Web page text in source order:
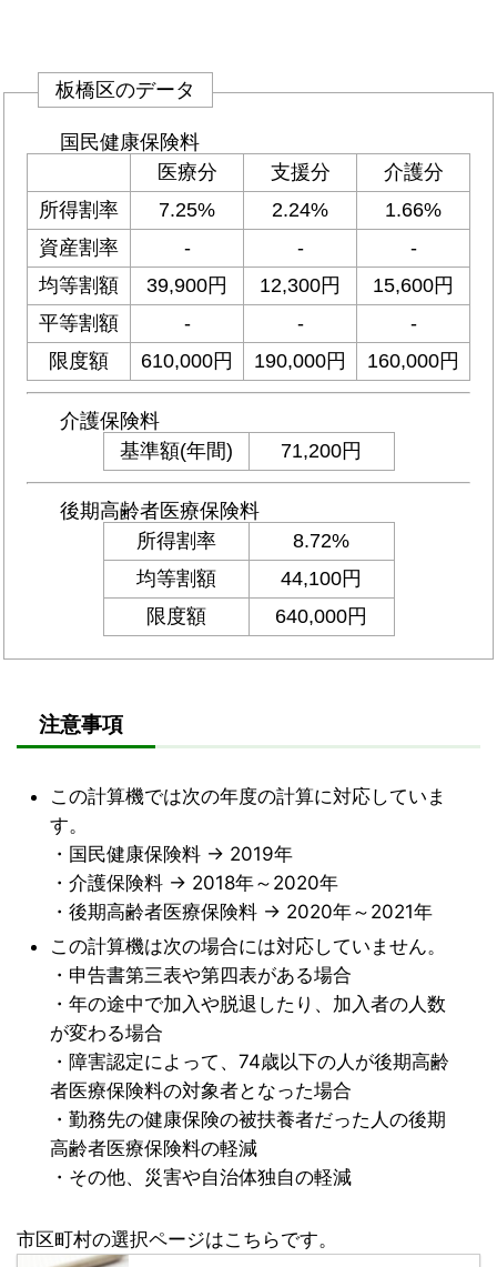
注意事項
この計算機では次の年度の計算に対応していま
す。
・国民健康保険料 → 2019年
・介護保険料 → 2018年～2020年
・後期高齢者医療保険料 → 2020年～2021年
この計算機は次の場合には対応していません。
・申告書第三表や第四表がある場合
・年の途中で加入や脱退したり、加入者の人数
が変わる場合
・障害認定によって、74歳以下の人が後期高齢
者医療保険料の対象者となった場合
・勤務先の健康保険の被扶養者だった人の後期
高齢者医療保険料の軽減
・その他、災害や自治体独自の軽減
市区町村の選択ページはこちらです。